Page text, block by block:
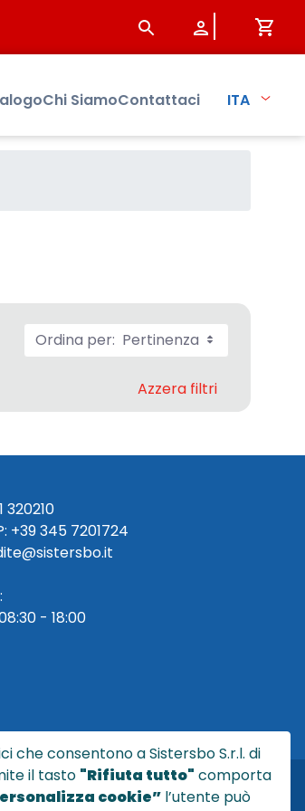
Chi SiamoContattaci ITA
Ordina per: Pertinenza
Azzera filtri
320210
+39345 7201724
- 18:00
che consentono a Sistersbo S.r.l. di
il tasto "Rifiuta tutto" comporta
cookie”l’utente può